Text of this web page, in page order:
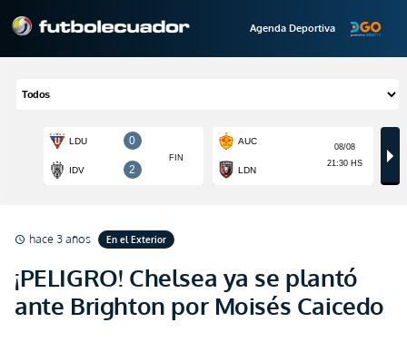
Agenda Deportiva
schedule hace 3 años En el Exterior
¡PELIGRO! Chelsea ya se plantó
ante Brighton por Moisés Caicedo